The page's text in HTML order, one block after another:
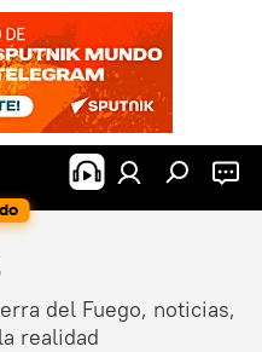
del Fuego, noticias,
realidad